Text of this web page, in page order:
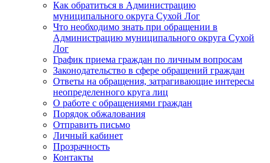
Как обратиться в Администрацию
муниципального округа Сухой Лог
Что необходимо знать при обращении в
Администрацию муниципального округа Сухой
Лог
График приема граждан по личным вопросам
Законодательство в сфере обращений граждан
Ответы на обращения, затрагивающие интересы
неопределенного круга лиц
О работе с обращениями граждан
Порядок обжалования
Отправить письмо
Личный кабинет
Прозрачность
Контакты